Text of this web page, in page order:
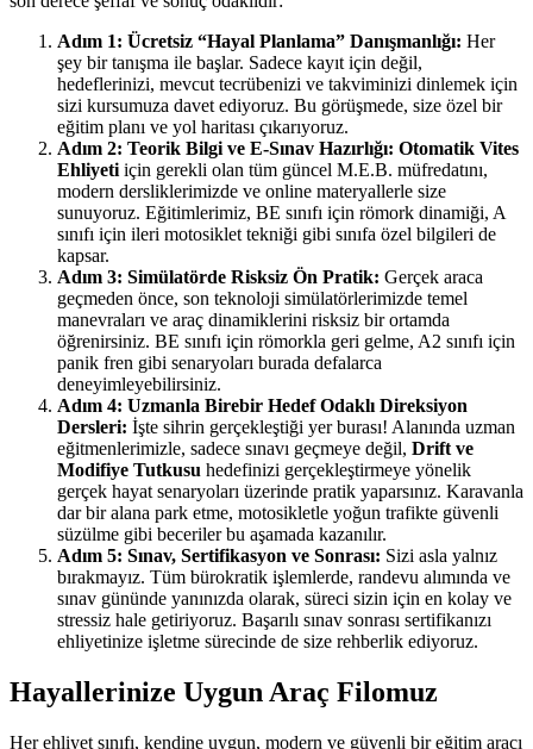
Adım 1: Ücretsiz “Hayal Planlama” Danışmanlığı: Her
şey bir tanışma ile başlar. Sadece kayıt için değil,
hedeflerinizi, mevcut tecrübenizi ve takviminizi dinlemek için
sizi kursumuza davet ediyoruz. Bu görüşmede, size özel bir
eğitim planı ve yol haritası çıkarıyoruz.
Adım 2: Teorik Bilgi ve E-Sınav Hazırlığı: Otomatik Vites
Ehliyeti için gerekli olan tüm güncel M.E.B. müfredatını,
modern dersliklerimizde ve online materyallerle size
sunuyoruz. Eğitimlerimiz, BE sınıfı için römork dinamiği, A
sınıfı için ileri motosiklet tekniği gibi sınıfa özel bilgileri de
kapsar.
Adım 3: Simülatörde Risksiz Ön Pratik: Gerçek araca
geçmeden önce, son teknoloji simülatörlerimizde temel
manevraları ve araç dinamiklerini risksiz bir ortamda
öğrenirsiniz. BE sınıfı için römorkla geri gelme, A2 sınıfı için
panik fren gibi senaryoları burada defalarca
deneyimleyebilirsiniz.
Adım 4: Uzmanla Birebir Hedef Odaklı Direksiyon
Dersleri: İşte sihrin gerçekleştiği yer burası! Alanında uzman
eğitmenlerimizle, sadece sınavı geçmeye değil, Drift ve
Modifiye Tutkusu hedefinizi gerçekleştirmeye yönelik
gerçek hayat senaryoları üzerinde pratik yaparsınız. Karavanla
dar bir alana park etme, motosikletle yoğun trafikte güvenli
süzülme gibi beceriler bu aşamada kazanılır.
Adım 5: Sınav, Sertifikasyon ve Sonrası: Sizi asla yalnız
bırakmayız. Tüm bürokratik işlemlerde, randevu alımında ve
sınav gününde yanınızda olarak, süreci sizin için en kolay ve
stressiz hale getiriyoruz. Başarılı sınav sonrası sertifikanızı
ehliyetinize işletme sürecinde de size rehberlik ediyoruz.
Hayallerinize Uygun Araç Filomuz
Her ehliyet sınıfı, kendine uygun, modern ve güvenli bir eğitim aracı